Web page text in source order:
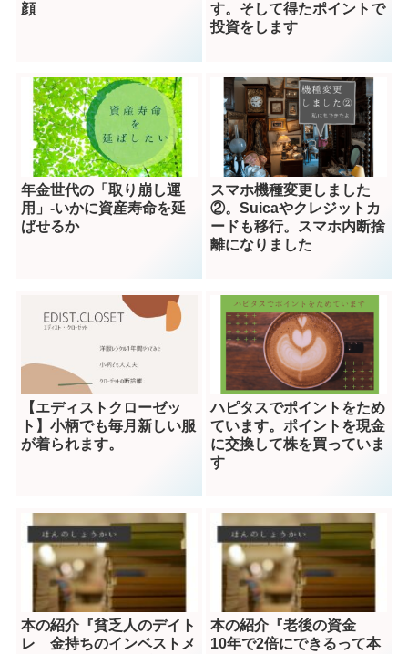
顔
す。そして得たポイントで
投資をします
年金世代の「取り崩し運
用」-いかに資産寿命を延
ばせるか
スマホ機種変更しました
②。Suicaやクレジットカ
ードも移行。スマホ内断捨
離になりました
【エディストクローゼッ
ト】小柄でも毎月新しい服
が着られます。
ハピタスでポイントをため
ています。ポイントを現金
に交換して株を買っていま
す
本の紹介『貧乏人のデイト
レ 金持ちのインベストメ
本の紹介『老後の資金
10年で2倍にできるって本